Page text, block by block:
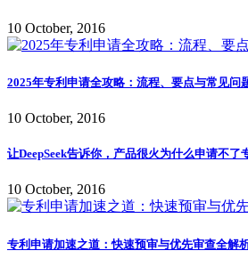
10 October, 2016
2025年专利申请全攻略：流程、要点与常见问
10 October, 2016
让DeepSeek告诉你，产品很火为什么申请不了
10 October, 2016
专利申请加速之道：快速预审与优先审查全解